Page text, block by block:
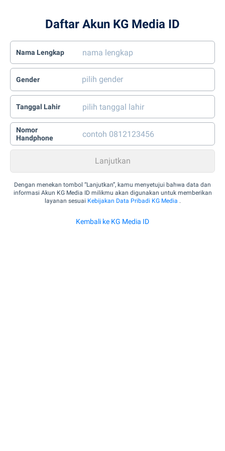
Daftar Akun KG Media ID
Nama Lengkap
Gender
Tanggal Lahir
Nomor
Handphone
Dengan menekan tombol “Lanjutkan”, kamu menyetujui bahwa data dan
informasi Akun KG Media ID milikmu akan digunakan untuk memberikan
layanan sesuai Kebijakan Data Pribadi KG Media .
Kembali ke KG Media ID